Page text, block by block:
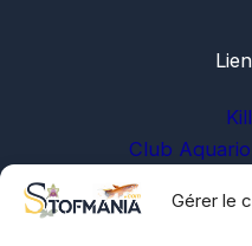
Gérer le
Club